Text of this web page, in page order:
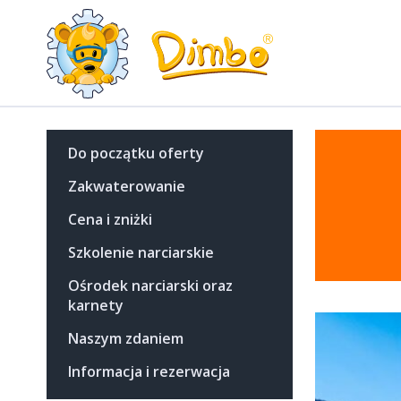
Do początku oferty
Zakwaterowanie
Cena i zniżki
Szkolenie narciarskie
Ośrodek narciarski oraz
karnety
Naszym zdaniem
Informacja i rezerwacja